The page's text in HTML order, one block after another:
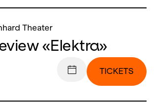
Theater
«Elektra»
TICKETS